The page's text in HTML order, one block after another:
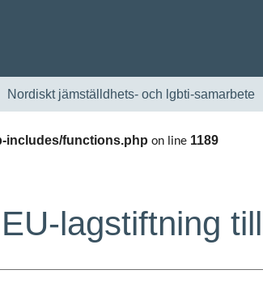
Nordiskt jämställdhets- och lgbti-samarbete
includes/functions.php on line 1189
lagstiftning